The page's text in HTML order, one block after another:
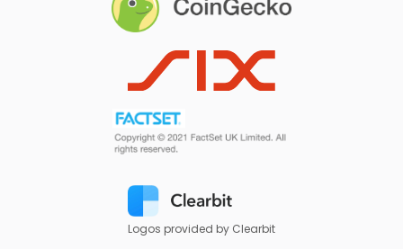
Logos provided by Clearbit